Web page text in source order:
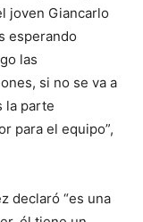
joven Giancarlo
esperando
las
si no se va a
la parte
para el equipo”,
declaró “es una